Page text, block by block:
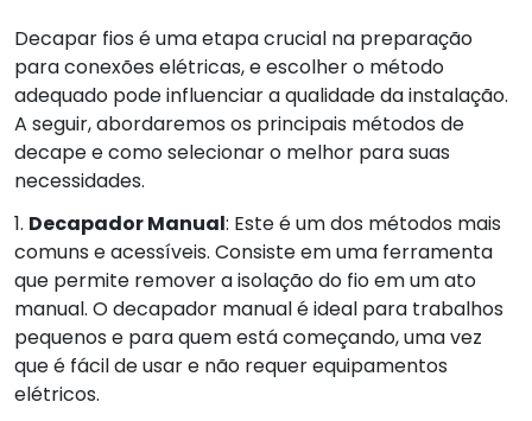
Decapar fios é uma etapa crucial na preparação
para conexões elétricas, e escolher o método
adequado pode influenciar a qualidade da instalação.
A seguir, abordaremos os principais métodos de
decape e como selecionar o melhor para suas
necessidades.
1. Decapador Manual: Este é um dos métodos mais
comuns e acessíveis. Consiste em uma ferramenta
que permite remover a isolação do fio em um ato
manual. O decapador manual é ideal para trabalhos
pequenos e para quem está começando, uma vez
que é fácil de usar e não requer equipamentos
elétricos.